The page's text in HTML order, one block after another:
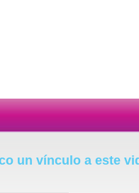
un vínculo a este